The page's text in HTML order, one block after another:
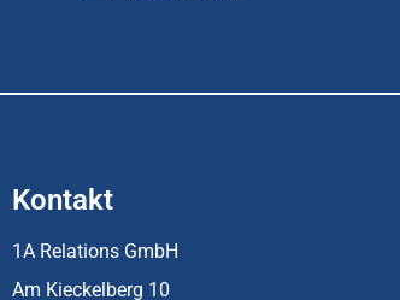
Kontakt
1A Relations GmbH
Am Kieckelberg 10